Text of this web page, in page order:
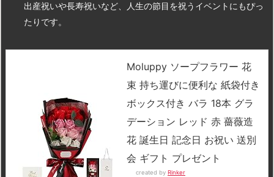
出産祝いや長寿祝いなど、人生の節目を祝うイベントにもぴっ
たりです。
Moluppy ソープフラワー 花
束 持ち運びに便利な 紙袋付き
ボックス付き バラ 18本 グラ
デーション レッド 赤 薔薇造
花 誕生日 記念日 お祝い 送別
会 ギフト プレゼント
created by Rinker